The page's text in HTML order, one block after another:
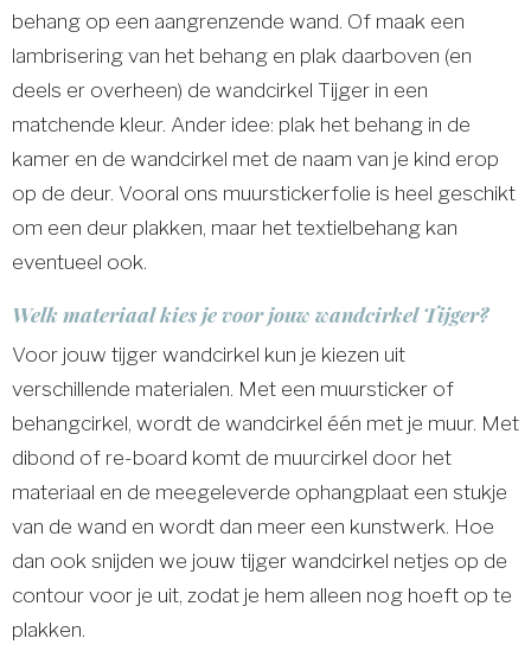
behang op een aangrenzende wand. Of maak een
lambrisering van het behang en plak daarboven (en
deels er overheen) de wandcirkel Tijger in een
matchende kleur. Ander idee: plak het behang in de
kamer en de wandcirkel met de naam van je kind erop
op de deur. Vooral ons muurstickerfolie is heel geschikt
om een deur plakken, maar het textielbehang kan
eventueel ook.
Welk materiaal kies je voor jouw wandcirkel Tijger?
Voor jouw tijger wandcirkel kun je kiezen uit
verschillende materialen. Met een muursticker of
behangcirkel, wordt de wandcirkel één met je muur. Met
dibond of re-board komt de muurcirkel door het
materiaal en de meegeleverde ophangplaat een stukje
van de wand en wordt dan meer een kunstwerk. Hoe
dan ook snijden we jouw tijger wandcirkel netjes op de
contour voor je uit, zodat je hem alleen nog hoeft op te
plakken.